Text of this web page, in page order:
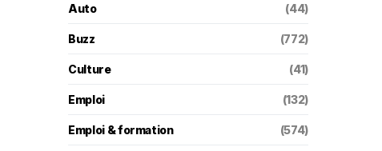
Auto (44)
Buzz (772)
Culture (41)
Emploi (132)
Emploi & formation (574)